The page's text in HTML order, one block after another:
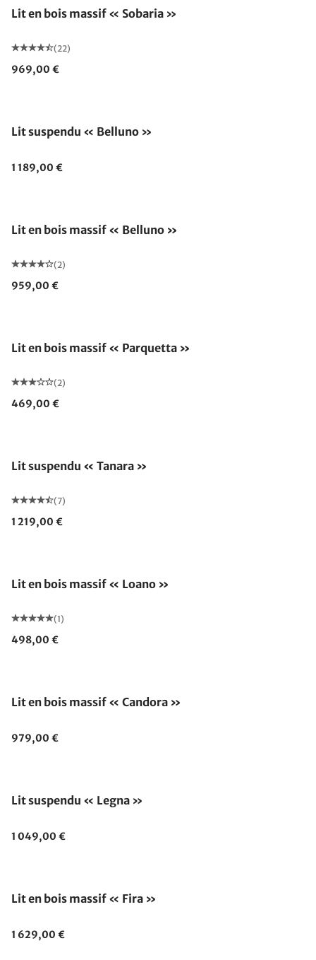
Lit en bois massif « Sobaria »
(22)
969,00 €
Lit suspendu « Belluno »
1 189,00 €
Lit en bois massif « Belluno »
(2)
959,00 €
Lit en bois massif « Parquetta »
(2)
469,00 €
Lit suspendu « Tanara »
(7)
1 219,00 €
Lit en bois massif « Loano »
(1)
498,00 €
Lit en bois massif « Candora »
979,00 €
Lit suspendu « Legna »
1 049,00 €
Lit en bois massif « Fira »
1 629,00 €